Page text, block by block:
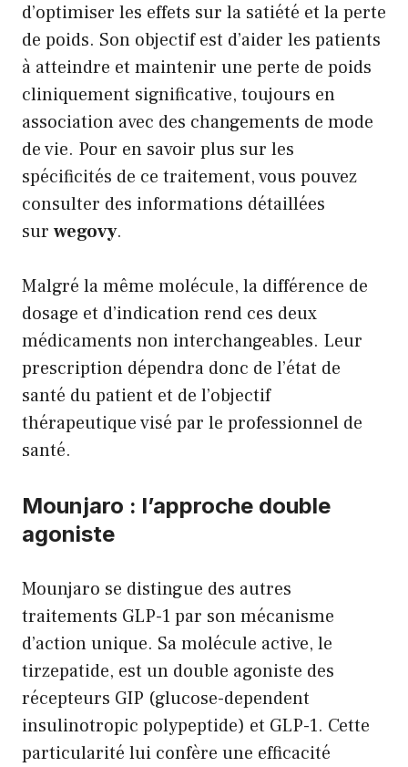
d’optimiser les effets sur la satiété et la perte
de poids. Son objectif est d’aider les patients
à atteindre et maintenir une perte de poids
cliniquement significative, toujours en
association avec des changements de mode
de vie. Pour en savoir plus sur les
spécificités de ce traitement, vous pouvez
consulter des informations détaillées
sur wegovy.
Malgré la même molécule, la différence de
dosage et d’indication rend ces deux
médicaments non interchangeables. Leur
prescription dépendra donc de l’état de
santé du patient et de l’objectif
thérapeutique visé par le professionnel de
santé.
Mounjaro : l’approche double
agoniste
Mounjaro se distingue des autres
traitements GLP-1 par son mécanisme
d’action unique. Sa molécule active, le
tirzepatide, est un double agoniste des
récepteurs GIP (glucose-dependent
insulinotropic polypeptide) et GLP-1. Cette
particularité lui confère une efficacité